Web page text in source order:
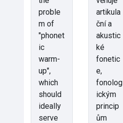
proble
m of
"phonet
ic
warm-
up",
which
should
ideally
serve
artikula
ční a
akustic
ké
fonetic
e,
fonolog
ickým
princip
ům